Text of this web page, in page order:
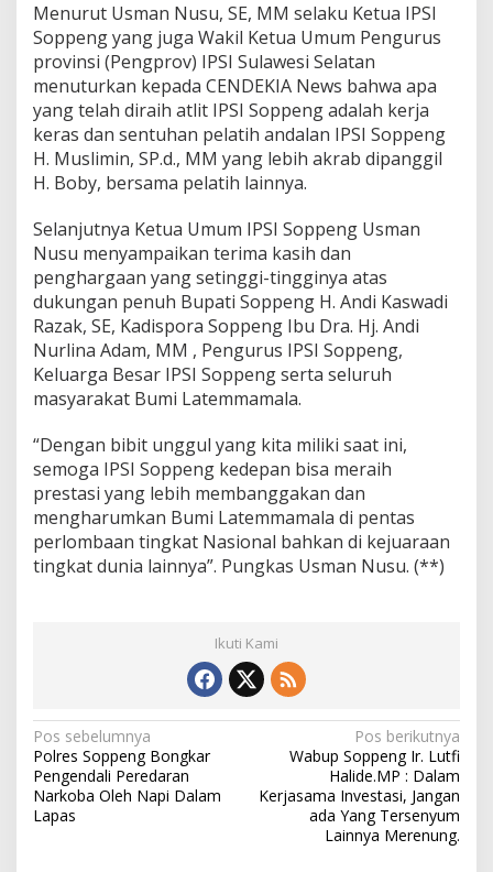
Menurut Usman Nusu, SE, MM selaku Ketua IPSI
Soppeng yang juga Wakil Ketua Umum Pengurus
provinsi (Pengprov) IPSI Sulawesi Selatan
menuturkan kepada CENDEKIA News bahwa apa
yang telah diraih atlit IPSI Soppeng adalah kerja
keras dan sentuhan pelatih andalan IPSI Soppeng
H. Muslimin, SP.d., MM yang lebih akrab dipanggil
H. Boby, bersama pelatih lainnya.
Selanjutnya Ketua Umum IPSI Soppeng Usman
Nusu menyampaikan terima kasih dan
penghargaan yang setinggi-tingginya atas
dukungan penuh Bupati Soppeng H. Andi Kaswadi
Razak, SE, Kadispora Soppeng Ibu Dra. Hj. Andi
Nurlina Adam, MM , Pengurus IPSI Soppeng,
Keluarga Besar IPSI Soppeng serta seluruh
masyarakat Bumi Latemmamala.
“Dengan bibit unggul yang kita miliki saat ini,
semoga IPSI Soppeng kedepan bisa meraih
prestasi yang lebih membanggakan dan
mengharumkan Bumi Latemmamala di pentas
perlombaan tingkat Nasional bahkan di kejuaraan
tingkat dunia lainnya”. Pungkas Usman Nusu. (**)
Ikuti Kami
N
a
v
Pos sebelumnya
Polres Soppeng Bongkar
Pengendali Peredaran
Narkoba Oleh Napi Dalam
Lapas
Pos berikutnya
Wabup Soppeng Ir. Lutfi
Halide.MP : Dalam
Kerjasama Investasi, Jangan
ada Yang Tersenyum
Lainnya Merenung.